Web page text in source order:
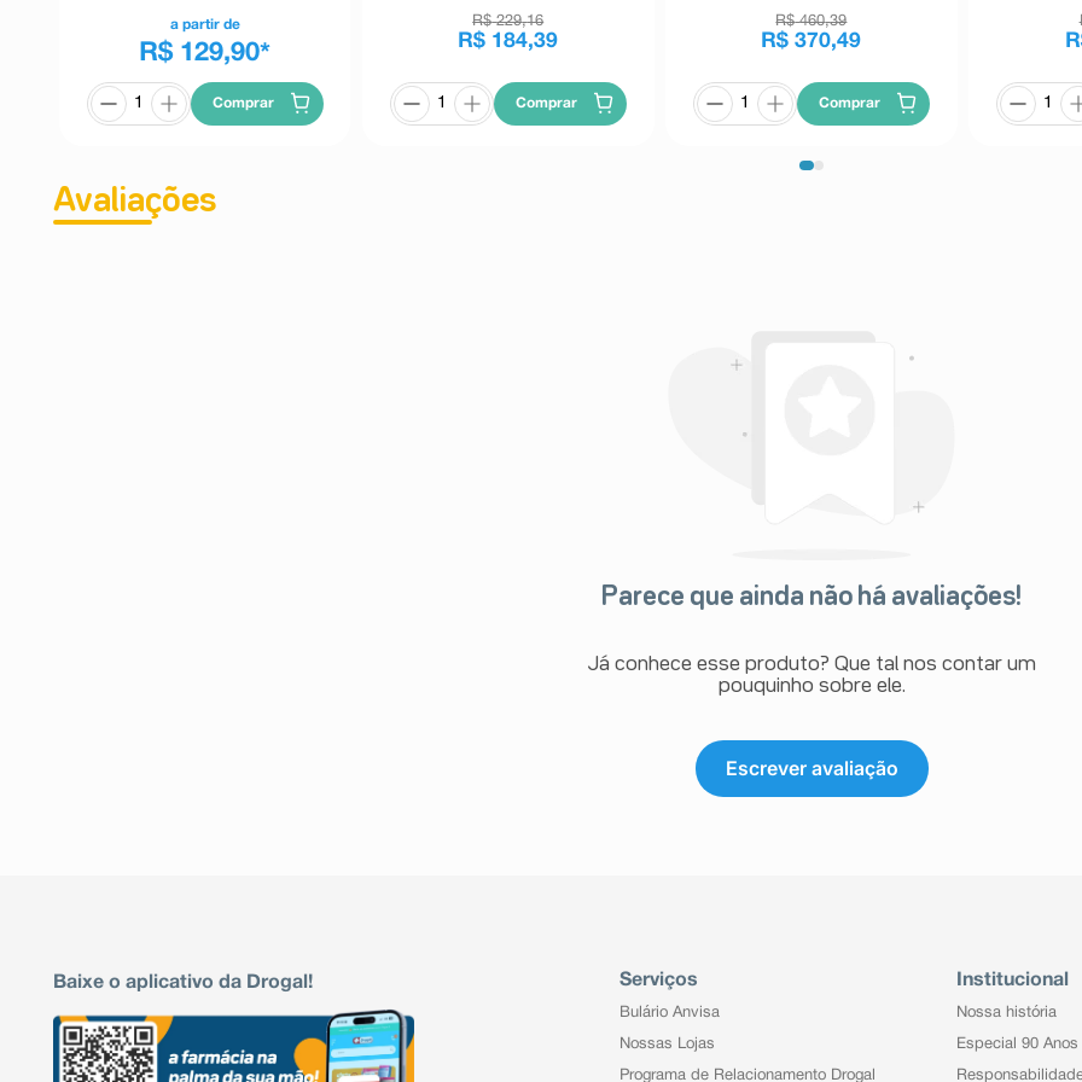
a partir de
R$ 129,90*
Comprar
R$ 229,16
R$ 184,39
Comprar
R$ 460,39
R$ 370,49
Comprar
Avaliações
Parece que ainda não há avaliações!
Já conhece esse produto? Que tal nos contar um
pouquinho sobre ele.
Escrever avaliação
Baixe o aplicativo da Drogal! Serviços
Bulário Anvisa
Nossas Lojas
Programa de Relacionamento Drogal
Institucional
Nossa história
Especial 90 Anos